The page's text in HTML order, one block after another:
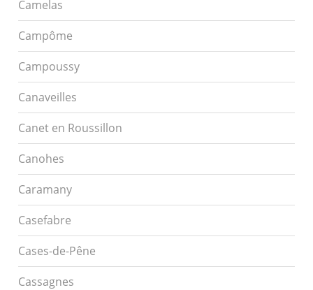
Camelas
Campôme
Campoussy
Canaveilles
Canet en Roussillon
Canohes
Caramany
Casefabre
Cases-de-Pêne
Cassagnes